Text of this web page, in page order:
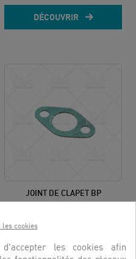
DÉCOUVRIR
JOINT DE CLAPET BP
les cookies
les cookies afin